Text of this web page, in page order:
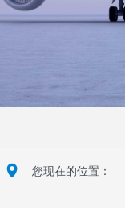
넹 您现在的位置：